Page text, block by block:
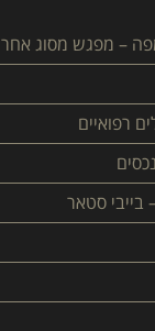
– מפגש מסוג אחר
רפואיים
בייבי סטאר